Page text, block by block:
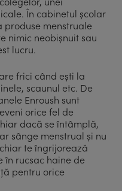
În cabinetul școlar
produse menstruale
nimic neobișnuit sau
lucru.
frici când ești la
scaunul etc. De
Enroush sunt
orice fel de
dacă se întâmplă,
sânge menstrual și nu
te îngrijorează
în rucsac haine de
pentru orice